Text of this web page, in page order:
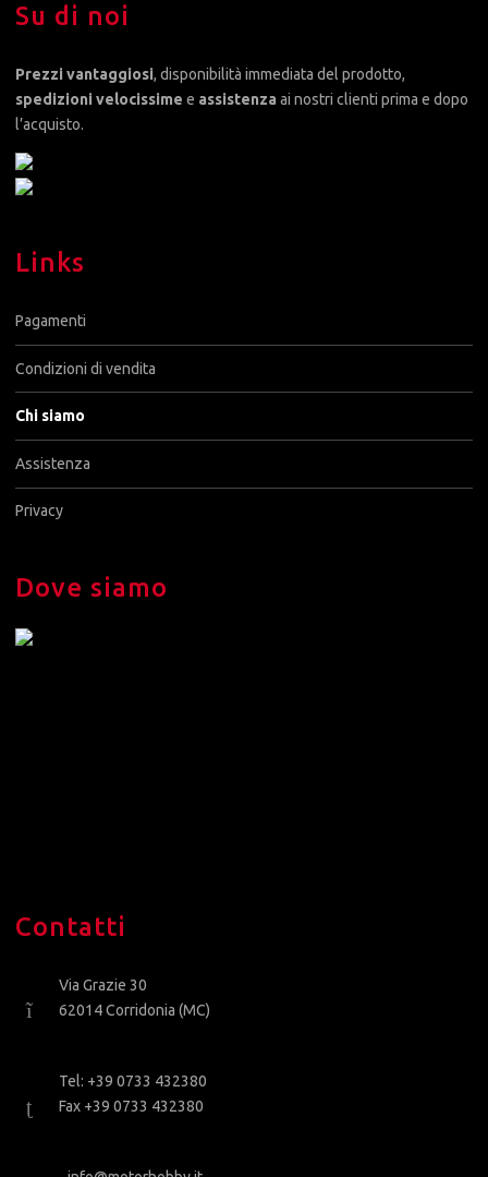
Su di noi
Prezzi vantaggiosi, disponibilità immediata del prodotto,
spedizioni velocissime e assistenza ai nostri clienti prima e dopo
l’acquisto.
Links
Pagamenti
Condizioni di vendita
Chi siamo
Assistenza
Privacy
Dove siamo
Contatti
Via Grazie 30
62014 Corridonia (MC)
Tel: +39 0733 432380
Fax +39 0733 432380